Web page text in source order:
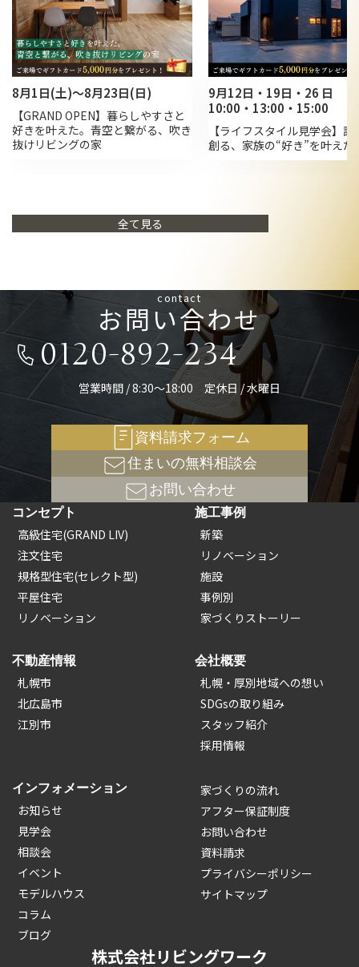
8月1日(土)～8月23日(日)
【GRAND OPEN】暮らしやすさと
好きを叶えた。青空と繋がる、吹き
抜けリビングの家
9月12日・19日・26 日
10:00・13:00・15:00
【ライフスタイル見学会】設
創る、家族の“好き”を叶えた
全て見る
contact
お問い合わせ
0120-892-234
営業時間 / 8:30～18:00 定休日 / 水曜日
資料請求フォーム
住まいの無料相談会
お問い合わせ
コンセプト
高級住宅(GRAND LIV)
注文住宅
規格型住宅(セレクト型)
平屋住宅
リノベーション
施工事例
新築
リノベーション
施設
事例別
家づくりストーリー
不動産情報
札幌市
北広島市
江別市
会社概要
札幌・厚別地域への想い
SDGsの取り組み
スタッフ紹介
採用情報
インフォメーション
お知らせ
見学会
相談会
イベント
モデルハウス
コラム
ブログ
家づくりの流れ
アフター保証制度
お問い合わせ
資料請求
プライバシーポリシー
サイトマップ
株式会社リビングワーク